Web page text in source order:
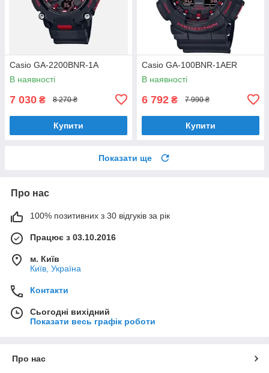
Casio GA-2200BNR-1A
В наявності
7 030 ₴ 8 270 ₴
Купити
Casio GA-100BNR-1AER
В наявності
6 792 ₴ 7 990 ₴
Купити
Показати ще
Про нас
100% позитивних з 30 відгуків за рік
Працює з 03.10.2016
м. Київ
Київ, Україна
Контакти
Сьогодні вихідний
Показати весь графік роботи
Про нас